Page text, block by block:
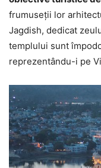
frumuseții lor
Jagdish, dedicat
templului sunt
reprezentându-i pe